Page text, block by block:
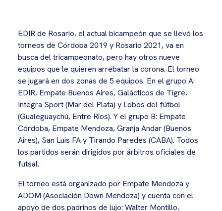
EDIR de Rosario, el actual bicampeón que se llevó los
torneos de Córdoba 2019 y Rosario 2021, va en
busca del tricampeonato, pero hay otros nueve
equipos que le quieren arrebatar la corona. El torneo
se jugará en dos zonas de 5 equipos. En el grupo A:
EDIR, Empate Buenos Aires, Galácticos de Tigre,
Integra Sport (Mar del Plata) y Lobos del fútbol
(Gualeguaychú, Entre Ríos). Y el grupo B: Empate
Córdoba, Empate Mendoza, Granja Andar (Buenos
Aires), San Luis FA y Tirando Paredes (CABA). Todos
los partidos serán dirigidos por árbitros oficiales de
futsal.
El torneo está organizado por Empate Mendoza y
ADOM (Asociación Down Mendoza) y cuenta con el
apoyo de dos padrinos de lujo: Walter Montillo,